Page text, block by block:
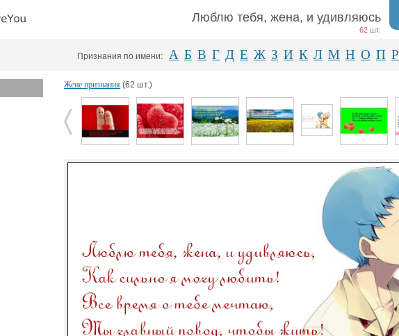
Люблю тебя, жена, и удивляюсь
62 шт.
Признания по имени: А Б В Г Д Е Ж З И К Л М Н О П Р
Жене признания (62 шт.)